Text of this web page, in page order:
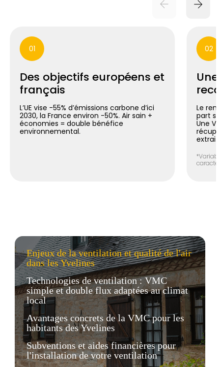
01
Des objectifs européens et
français
L’UE vise -55% d’émissions carbone d’ici
2030, la France environ -50%. Air sain +
économies = double bénéfice
environnemental.
02
Le
part
Une
Enjeux de la ventilation et qualité de l'air
dans les Yvelines
Technologies de ventilation : VMC
simple et double flux adaptées au climat
local
Avantages concrets de la VMC pour les
habitants des Yvelines
Subventions et aides financières pour
l'installation de votre ventilation